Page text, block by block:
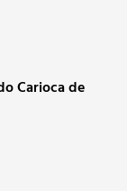
Carioca de